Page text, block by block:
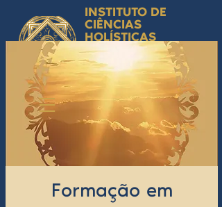
INSTITUTO DE
CIÊNCIAS
HOLÍSTICAS
by Isabel Valente Gomes
Ciência Simbólica
Aplicada e
Humano
Formação em